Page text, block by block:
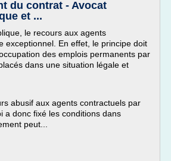
du contrat - Avocat
et ...
le recours aux agents
exceptionnel. En effet, le principe doit
des emplois permanents par
dans une situation légale et
abusif aux agents contractuels par
a donc fixé les conditions dans
peut...